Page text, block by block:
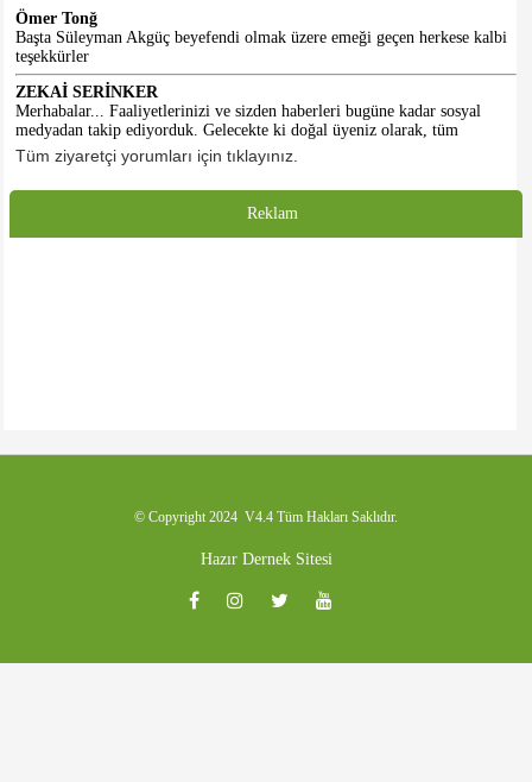
Ömer Tonğ
Başta Süleyman Akgüç beyefendi olmak üzere emeği geçen herkese kalbi
teşekkürler
ZEKAİ SERİNKER
Merhabalar... Faaliyetlerinizi ve sizden haberleri bugüne kadar sosyal
medyadan takip ediyorduk. Gelecekte ki doğal üyeniz olarak, tüm
emeklilerimize sağlık ve afiyet diliyorum. Selamlar...
inanıyorum. Umarım dernek binasına da kavuşuruz.
Tüm ziyaretçi yorumları için tıklayınız.
Reklam
© Copyright 2024 V4.4 Tüm Hakları Saklıdır.
Hazır Dernek Sitesi